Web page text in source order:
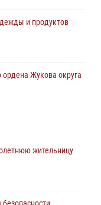
и продуктов
ордена Жукова округа
устроившего
побои
жительницу